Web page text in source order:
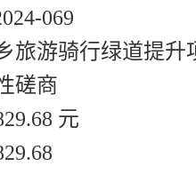
069
旅游骑行绿道提升
磋商
元